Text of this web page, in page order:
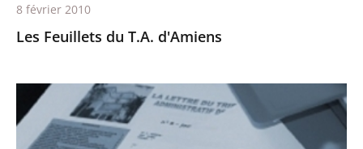
Les Feuillets du T.A. d'Amiens
8 février 2010
Feuillets
du